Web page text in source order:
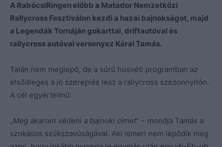
A RabócsiRingen előbb a Matador Nemzetközi
Rallycross Fesztiválon kezdi a hazai bajnokságot, majd
a Legendák Tornáján gokarttal, driftautóval és
rallycross autóval versenyez Kárai Tamás.
Talán nem meglepő, de a sűrű húsvéti programban az
elsődleges a jó szereplés lesz a rallycross szezonnyitón.
A cél egyértelmű:
„Meg akarom védeni a bajnoki címet” – mondja Tamás a
szokásos szűkszavúságával. Aki ismeri nem lepődik meg